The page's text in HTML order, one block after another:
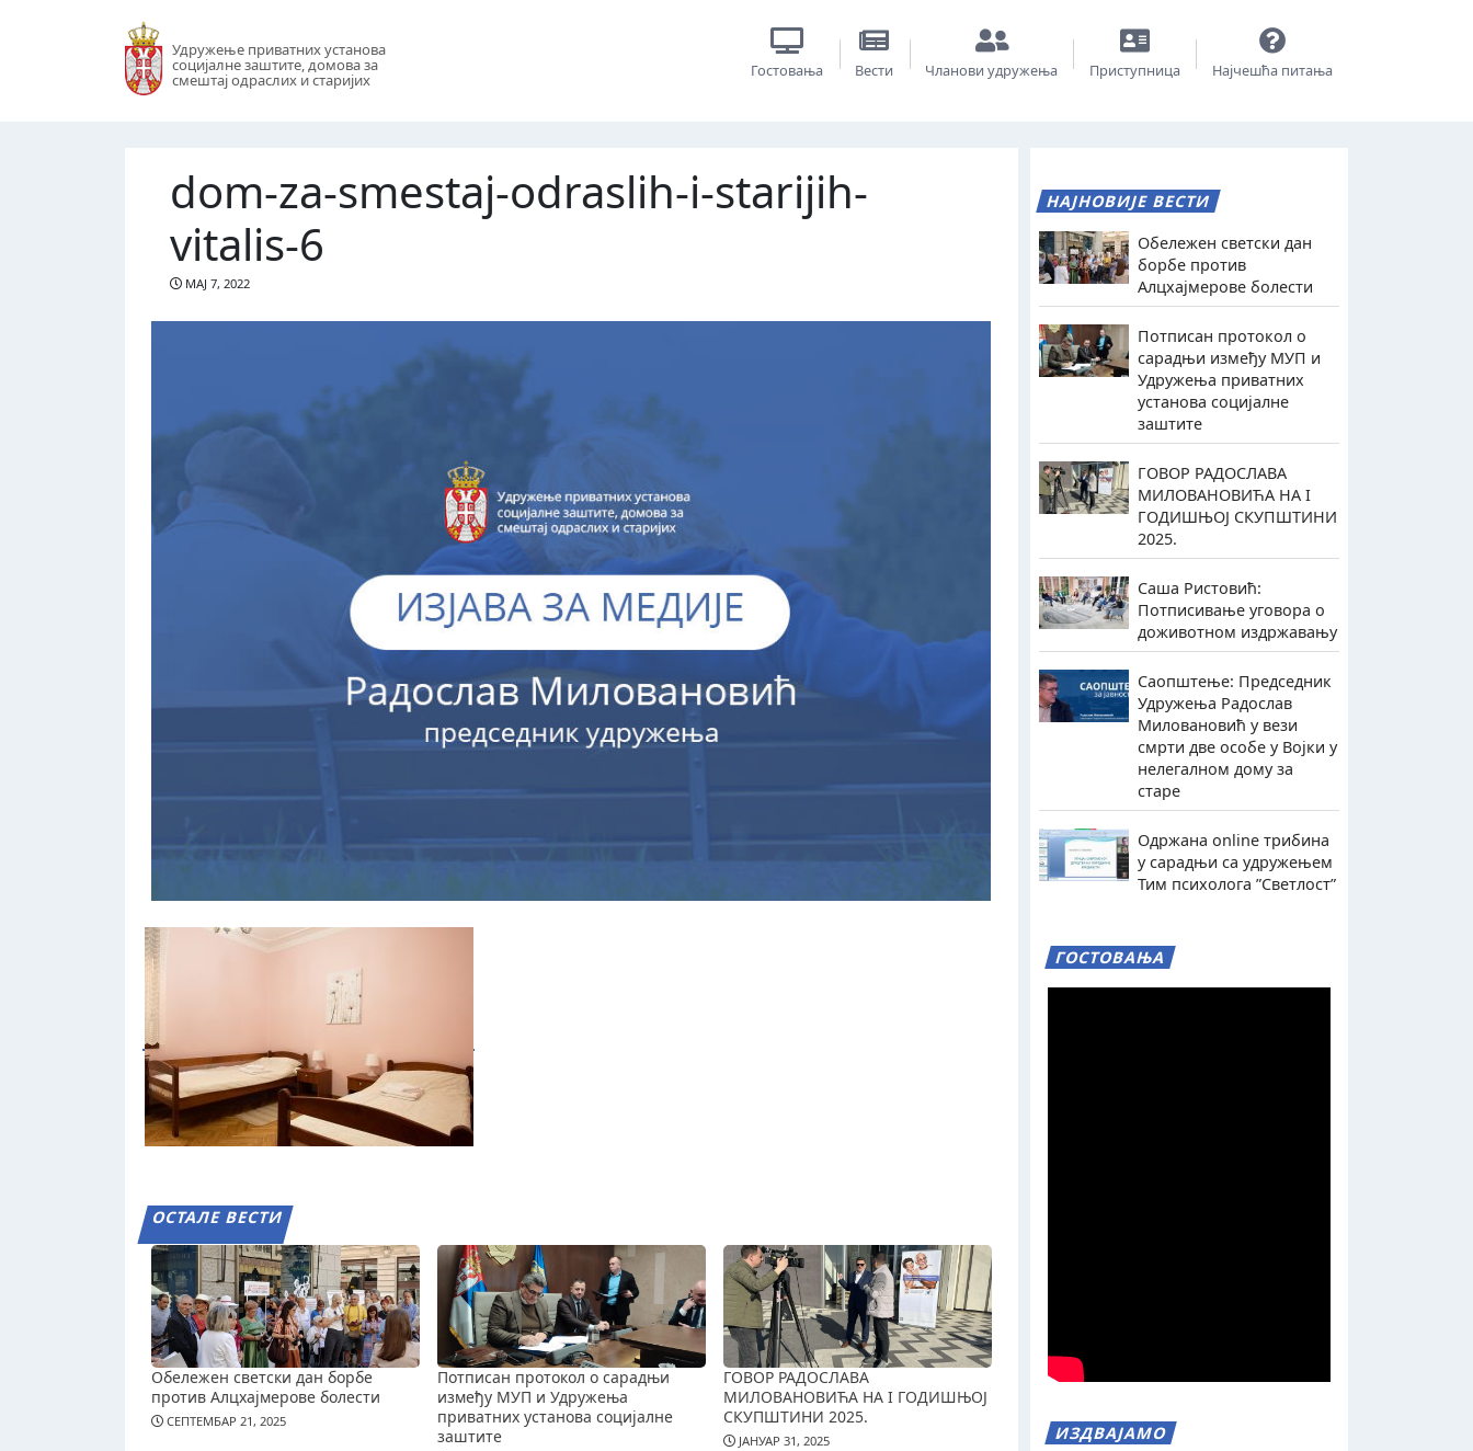
Удружење приватних установа
социјалне заштите, домова за
смештај одраслих и старијих
Гостовања Вести Чланови удружења Приступница Најчешћа питања
dom-za-smestaj-odraslih-i-starijih-
vitalis-6
МАЈ 7, 2022
ОСТАЛЕ ВЕСТИ
Обележен светски дан борбе
против Алцхајмерове болести
СЕПТЕМБАР 21, 2025
Потписан протокол о сарадњи
између МУП и Удружења
приватних установа социјалне
заштите
ГОВОР РАДОСЛАВА
МИЛОВАНОВИЋА НА I ГОДИШЊОЈ
СКУПШТИНИ 2025.
ЈАНУАР 31, 2025
НАЈНОВИЈЕ ВЕСТИ
Обележен светски дан
борбе против
Алцхајмерове болести
Потписан протокол о
сарадњи између МУП и
Удружења приватних
установа социјалне
заштите
ГОВОР РАДОСЛАВА
МИЛОВАНОВИЋА НА I
ГОДИШЊОЈ СКУПШТИНИ
2025.
Саша Ристовић:
Потписивање уговора о
доживотном издржавању
Саопштење: Председник
Удружења Радослав
Миловановић у вези
смрти две особе у Војки у
нелегалном дому за
старе
Одржана online трибина
у сарадњи са удружењем
Тим психолога ”Светлост”
ГОСТОВАЊА
ИЗДВАЈАМО